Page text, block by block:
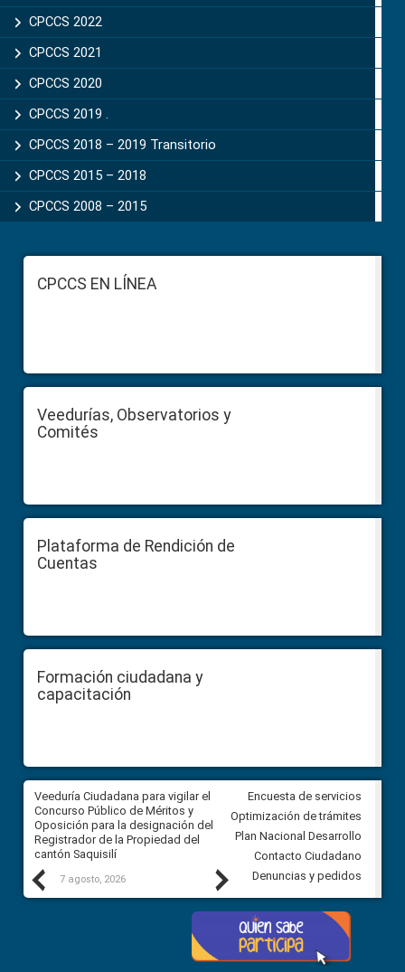
CPCCS 2022
CPCCS 2021
CPCCS 2020
CPCCS 2019 .
CPCCS 2018 – 2019 Transitorio
CPCCS 2015 – 2018
CPCCS 2008 – 2015
FooterCPCCS EN LÍNEA
Veedurías, Observatorios y
Comités
Plataforma de Rendición de
Cuentas
Formación ciudadana y
capacitación
Previous
Veeduría Ciudadana para vigilar el
Concurso Público de Méritos y
Oposición para la designación del
Registrador de la Propiedad del
cantón Saquisilí
7 agosto, 2026
Veeduría Ciudadana para
construcción del asfaltado de
Ballenita del cantón Santa
7 agosto, 2026
Next
Encuesta de servicios
Optimización de trámites
Plan Nacional Desarrollo
Contacto Ciudadano
Denuncias y pedidos